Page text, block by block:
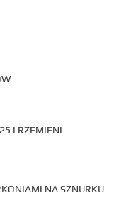
I RZEMIENI
NA SZNURKU